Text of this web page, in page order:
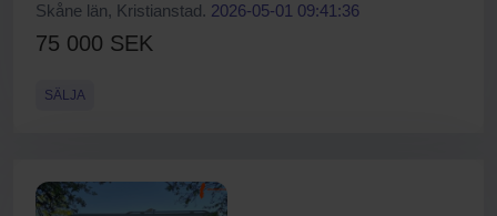
Skåne län, Kristianstad. 2026-05-01 09:41:36
75 000 SEK
SÄLJA